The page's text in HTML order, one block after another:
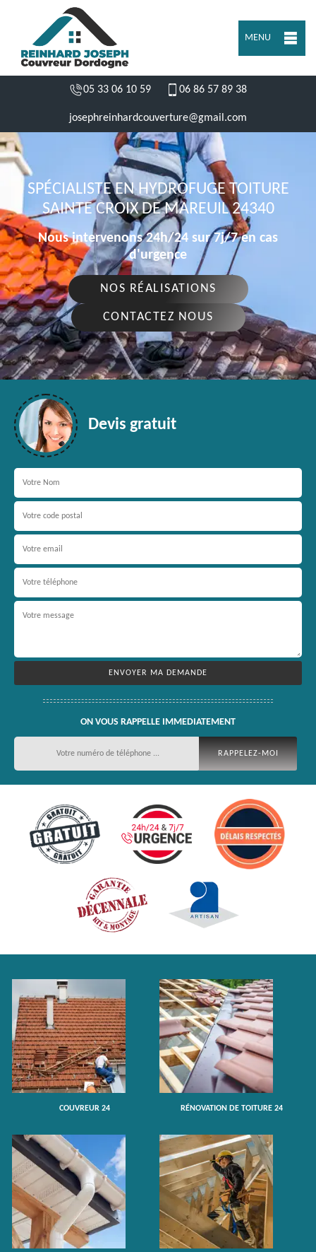
MENU
05 33 06 10 59 06 86 57 89 38
josephreinhardcouverture@gmail.com
SPÉCIALISTE EN HYDROFUGE TOITURE
SAINTE CROIX DE MAREUIL 24340
Nous intervenons 24h/24 sur 7j/7 en cas
d'urgence
NOS RÉALISATIONS
CONTACTEZ NOUS
Devis gratuit
ON VOUS RAPPELLE IMMEDIATEMENT
COUVREUR 24 RÉNOVATION DE TOITURE 24